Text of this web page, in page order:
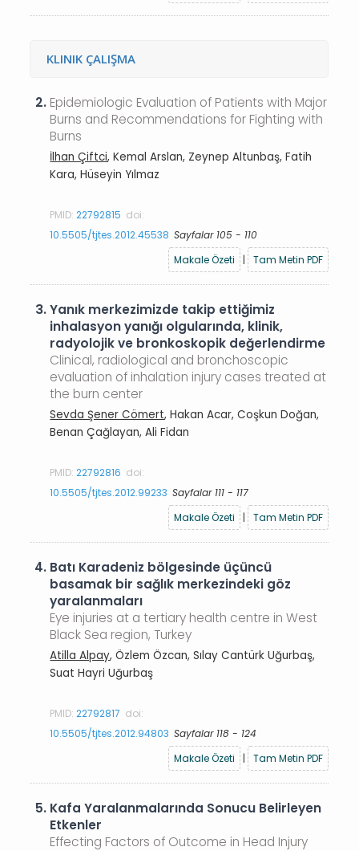
KLINIK ÇALIŞMA
2. Epidemiologic Evaluation of Patients with Major
Burns and Recommendations for Fighting with
Burns
İlhan Çiftci, Kemal Arslan, Zeynep Altunbaş, Fatih
Kara, Hüseyin Yılmaz
PMID:22792815 doi:
10.5505/tjtes.2012.45538 Sayfalar 105 - 110
Makale Özeti
| Tam Metin PDF
3.Yanık merkezimizde takip ettiğimiz
inhalasyon yanığı olgularında, klinik,
radyolojik ve bronkoskopik değerlendirme
Clinical, radiological and bronchoscopic
evaluation of inhalation injury cases treated at
the burn center
Sevda Şener Cömert, Hakan Acar, Coşkun Doğan,
Benan Çağlayan, Ali Fidan
PMID:22792816 doi:
10.5505/tjtes.2012.99233 Sayfalar 111 - 117
Makale Özeti
| Tam Metin PDF
4. Batı Karadeniz bölgesinde üçüncü
basamak bir sağlık merkezindeki göz
yaralanmaları
Eye injuries at a tertiary health centre in West
Black Sea region, Turkey
Atilla Alpay, Özlem Özcan, Sılay Cantürk Uğurbaş,
Suat Hayri Uğurbaş
PMID:22792817 doi:
10.5505/tjtes.2012.94803 Sayfalar 118 - 124
Makale Özeti
| Tam Metin PDF
5. Kafa Yaralanmalarında Sonucu Belirleyen
Etkenler
Effecting Factors of Outcome in Head Injury